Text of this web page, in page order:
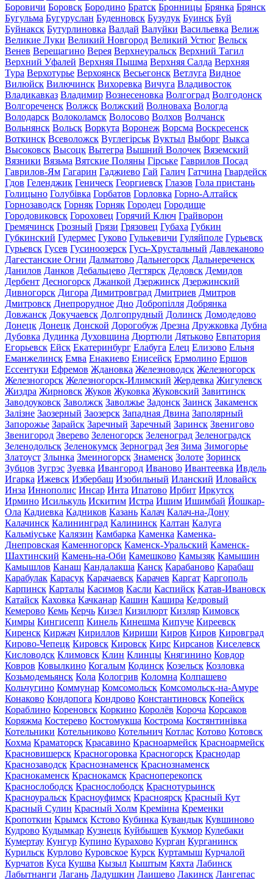
Боровичи Боровск Бородино Братск Бронницы Брянка Брянск
Бугульма Бугуруслан Буденновск Бузулук Буинск Буй
Буйнакск Бутурлиновка Валдай Валуйки Васильевка Велиж
Великие Луки Великий Новгород Великий Устюг Вельск
Венев Верещагино Верея Верхнеуральск Верхний Тагил
Верхний Уфалей Верхняя Пышма Верхняя Салда Верхняя
Тура Верхотурье Верхоянск Весьегонск Ветлуга Видное
Вилюйск Вилючинск Вихоревка Вичуга Владивосток
Владикавказ Владимир Вознесеновка Волгоград Волгодонск
Волгореченск Волжск Волжский Волноваха Вологда
Володарск Волоколамск Волосово Волхов Волчанск
Вольнянск Вольск Воркута Воронеж Ворсма Воскресенск
Воткинск Всеволожск Вуглегірськ Вуктыл Выборг Выкса
Высоковск Высоцк Вытегра Вышний Волочек Вяземский
Вязники Вязьма Вятские Поляны Гірське Гаврилов Посад
Гаврилов-Ям Гагарин Гаджиево Гай Галич Гатчина Гвардейск
Гдов Геленджик Геническ Георгиевск Глазов Гола пристань
Голицыно Голубівка Горбатов Горловка Горно-Алтайск
Горнозаводск Горняк Горняк Городец Городище
Городовиковск Гороховец Горячий Ключ Грайворон
Гремячинск Грозный Грязи Грязовец Губаха Губкин
Губкинский Гудермес Гуково Гулькевичи Гуляйполе Гурьевск
Гурьевск Гусев Гусиноозерск Гусь-Хрустальный Давлеканово
Дагестанские Огни Далматово Дальнегорск Дальнереченск
Данилов Данков Дебальцево Дегтярск Дедовск Демидов
Дербент Десногорск Джанкой Дзержинск Дзержинский
Дивногорск Дигора Димитровград Дмитриев Дмитров
Дмитровск Днепрорудное Дно Добропілля Добрянка
Довжанск Докучаевск Долгопрудный Долинск Домодедово
Донецк Донецк Донской Дорогобуж Дрезна Дружковка Дубна
Дубовка Дудинка Духовщина Дюртюли Дятьково Евпатория
Егорьевск Ейск Екатеринбург Елабуга Елец Елизово Ельня
Еманжелинск Емва Енакиево Енисейск Ермолино Ершов
Ессентуки Ефремов Ждановка Железноводск Железногорск
Железногорск Железногорск-Илимский Жердевка Жигулевск
Жиздра Жирновск Жуков Жуковка Жуковский Завитинск
Заводоуковск Заволжск Заволжье Задонск Заинск Закаменск
Залізне Заозерный Заозерск Западная Двина Заполярный
Запорожье Зарайск Заречный Заречный Заринск Звенигово
Звенигород Зверево Зеленогорск Зеленоград Зеленоградск
Зеленодольск Зеленокумск Зерноград Зея Зима Зимогорье
Златоуст Злынка Змеиногорск Знаменск Золоте Зоринск
Зубцов Зугрэс Зуевка Ивангород Иваново Ивантеевка Ивдель
Игарка Ижевск Избербаш Изобильный Иланский Иловайск
Инза Иннополис Инсар Инта Ипатово Ирбит Иркутск
Ирмино Исилькуль Искитим Истра Ишим Ишимбай Йошкар-
Ола Кадиевка Кадников Казань Калач Калач-на-Дону
Калачинск Калининград Калининск Калтан Калуга
Кальміуське Калязин Камбарка Каменка Каменка-
Днепровская Каменногорск Каменск-Уральский Каменск-
Шахтинский Камень-на-Оби Камешково Камызяк Камышин
Камышлов Канаш Кандалакша Канск Карабаново Карабаш
Карабулак Карасук Карачаевск Карачев Каргат Каргополь
Карпинск Карталы Касимов Касли Каспийск Катав-Ивановск
Катайск Каховка Качканар Кашин Кашира Кедровый
Кемерово Кемь Керчь Кизел Кизилюрт Кизляр Кимовск
Кимры Кингисепп Кинель Кинешма Кипуче Киреевск
Киренск Киржач Кириллов Кириши Киров Киров Кировград
Кирово-Чепецк Кировск Кировск Кирс Кирсанов Киселевск
Кисловодск Климовск Клин Клинцы Княгинино Ковдор
Ковров Ковылкино Когалым Кодинск Козельск Козловка
Козьмодемьянск Кола Кологрив Коломна Колпашево
Кольчугино Коммунар Комсомольск Комсомольск-на-Амуре
Конаково Кондопога Кондрово Константиновск Копейск
Кораблино Кореновск Коркино Королёв Короча Корсаков
Коряжма Костерево Костомукша Кострома Костянтинівка
Котельники Котельниково Котельнич Котлас Котово Котовск
Кохма Краматорск Красавино Красноармейск Красноармейск
Красновишерск Красногоровка Красногорск Краснодар
Краснозаводск Краснознаменск Краснознаменск
Краснокаменск Краснокамск Красноперекопск
Краснослободск Краснослободск Краснотурьинск
Красноуральск Красноуфимск Красноярск Красный Кут
Красный Сулин Красный Холм Кремінна Кременки
Кропоткин Крымск Кстово Кубинка Кувандык Кувшиново
Кудрово Кудымкар Кузнецк Куйбышев Кукмор Кулебаки
Кумертау Кунгур Купино Курахово Курган Курганинск
Курильск Курлово Куровское Курск Куртамыш Курчалой
Курчатов Куса Кушва Кызыл Кыштым Кяхта Лабинск
Лабытнанги Лагань Ладушкин Лаишево Лакинск Лангепас